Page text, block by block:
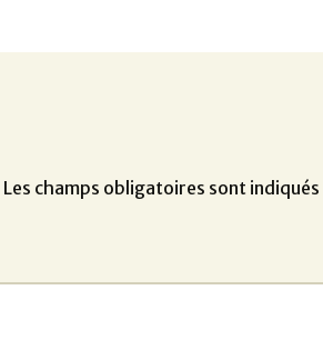
Les champs obligatoires sont indiqués